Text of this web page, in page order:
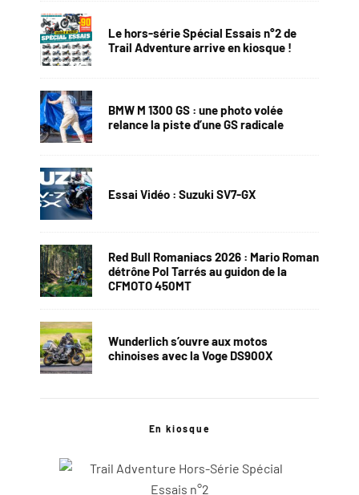
Le hors-série Spécial Essais n°2 de
Trail Adventure arrive en kiosque !
BMW M 1300 GS : une photo volée
relance la piste d’une GS radicale
Essai Vidéo : Suzuki SV7-GX
Red Bull Romaniacs 2026 : Mario Roman
détrône Pol Tarrés au guidon de la
CFMOTO 450MT
Wunderlich s’ouvre aux motos
chinoises avec la Voge DS900X
En kiosque